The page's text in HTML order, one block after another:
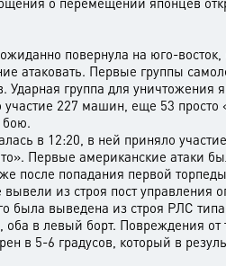
повернула на юго-
атаковать. Первые группы
Ударная группа для
участие 227 машин, еще 53
бою.
в 12:20, в ней приняло
Первые американские атаки
после попадания первой
вывели из строя пост
была выведена из строя РЛС
в левый борт. Повреждения
в 5-6 градусов, который в